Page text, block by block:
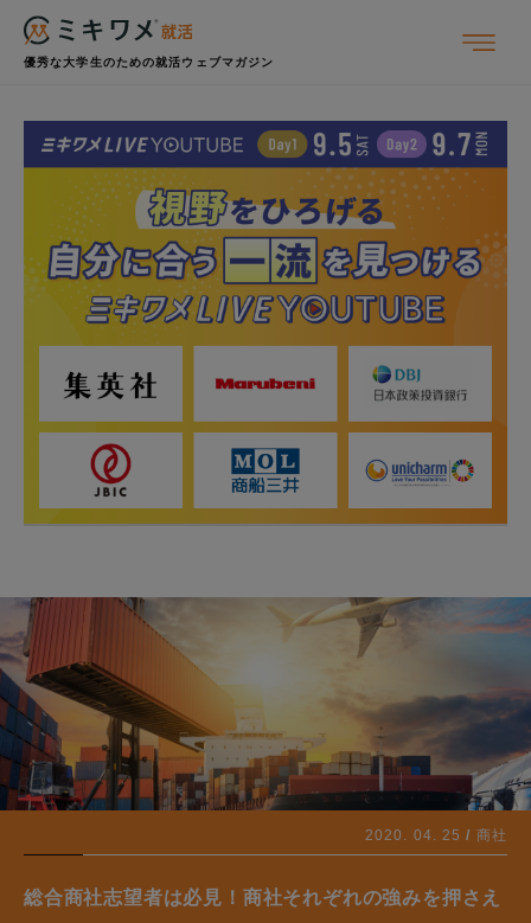
優秀な大学生のための就活ウェブマガジン
2020. 04. 25 商社
総合商社志望者は必見！商社それぞれの強みを押さえ